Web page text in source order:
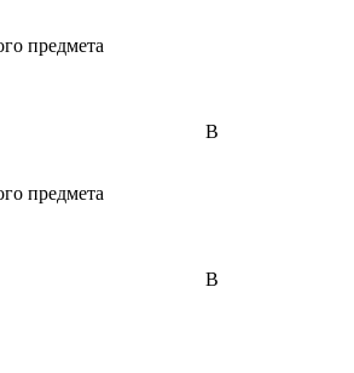
предмета
предмета
B
B